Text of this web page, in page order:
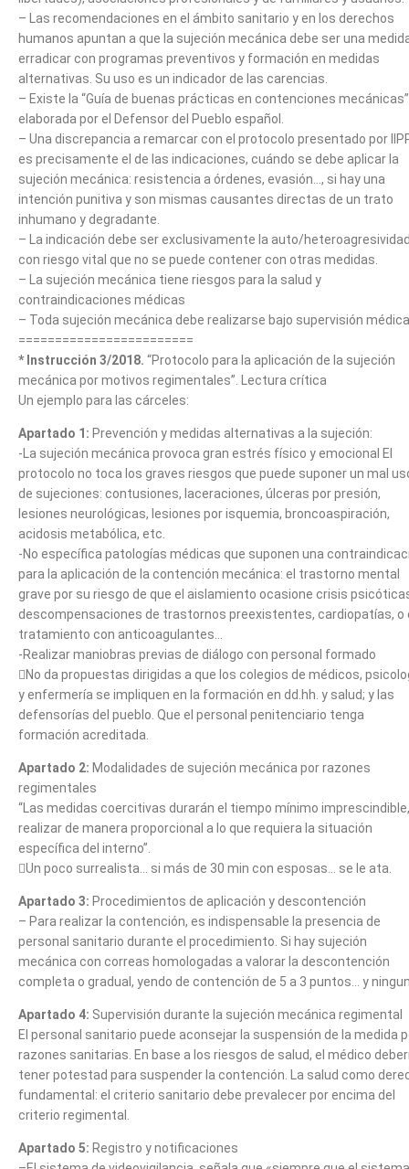
– Las recomendaciones en el ámbito sanitario y en los derechos
humanos apuntan a que la sujeción mecánica debe ser una
erradicar con programas preventivos y formación en medidas
alternativas. Su uso es un indicador de las carencias.
– Existe la “Guía de buenas prácticas en contenciones
elaborada por el Defensor del Pueblo español.
– Una discrepancia a remarcar con el protocolo presentado por
es precisamente el de las indicaciones, cuándo se debe aplicar la
sujeción mecánica: resistencia a órdenes, evasión…, si hay una
intención punitiva y son mismas causantes directas de un trato
inhumano y degradante.
– La indicación debe ser exclusivamente la auto/
con riesgo vital que no se puede contener con otras medidas.
– La sujeción mecánica tiene riesgos para la salud y
contraindicaciones médicas
– Toda sujeción mecánica debe realizarse bajo supervisión
========================
* Instrucción 3/2018. “Protocolo para la aplicación de la sujeción
mecánica por motivos regimentales”. Lectura crítica
Un ejemplo para las cárceles:
Apartado 1: Prevención y medidas alternativas a la sujeción:
-La sujeción mecánica provoca gran estrés físico y emocional El
protocolo no toca los graves riesgos que puede suponer un mal
de sujeciones: contusiones, laceraciones, úlceras por presión,
lesiones neurológicas, lesiones por isquemia, broncoaspiración,
acidosis metabólica, etc.
-No específica patologías médicas que suponen una
para la aplicación de la contención mecánica: el trastorno mental
grave por su riesgo de que el aislamiento ocasione crisis
descompensaciones de trastornos preexistentes, cardiopatías, o
tratamiento con anticoagulantes…
-Realizar maniobras previas de diálogo con personal formado
No da propuestas dirigidas a que los colegios de médicos,
y enfermería se impliquen en la formación en dd.hh. y salud; y las
defensorías del pueblo. Que el personal penitenciario tenga
formación acreditada.
Apartado 2: Modalidades de sujeción mecánica por razones
regimentales
“Las medidas coercitivas durarán el tiempo mínimo
realizar de manera proporcional a lo que requiera la situación
específica del interno”.
Un poco surrealista… si más de 30 min con esposas… se le ata.
Apartado 3: Procedimientos de aplicación y descontención
– Para realizar la contención, es indispensable la presencia de
personal sanitario durante el procedimiento. Si hay sujeción
mecánica con correas homologadas a valorar la descontención
completa o gradual, yendo de contención de 5 a 3 puntos… y
Apartado 4: Supervisión durante la sujeción mecánica regimental
El personal sanitario puede aconsejar la suspensión de la medida
razones sanitarias. En base a los riesgos de salud, el médico
tener potestad para suspender la contención. La salud como
fundamental: el criterio sanitario debe prevalecer por encima del
criterio regimental.
Apartado 5: Registro y notificaciones